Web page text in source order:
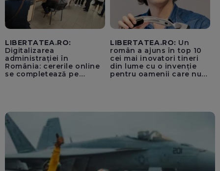
LIBERTATEA.RO:
Digitalizarea
administrației în
România: cererile online
se completează pe
LIBERTATEA.RO: Un
român a ajuns în top 10
cei mai inovatori tineri
din lume cu o invenție
pentru oamenii care nu